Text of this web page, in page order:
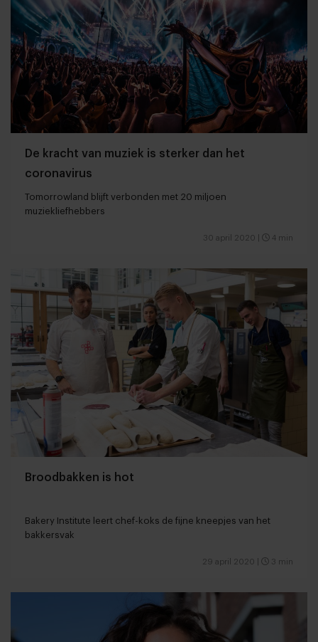
De kracht van muziek is sterker dan het
coronavirus
Tomorrowland blijft verbonden met 20 miljoen
muziekliefhebbers
30 april 2020 4 min
Broodbakken is hot
Bakery Institute leert chef-koks de fijne kneepjes van het
bakkersvak
29 april 2020 3 min